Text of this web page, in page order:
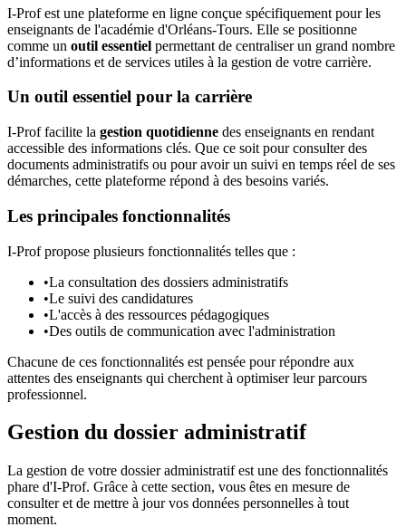
I-Prof est une plateforme en ligne conçue spécifiquement pour les
enseignants de l'académie d'Orléans-Tours. Elle se positionne
comme un outil essentiel permettant de centraliser un grand nombre
d’informations et de services utiles à la gestion de votre carrière.
Un outil essentiel pour la carrière
I-Prof facilite la gestion quotidienne des enseignants en rendant
accessible des informations clés. Que ce soit pour consulter des
documents administratifs ou pour avoir un suivi en temps réel de ses
démarches, cette plateforme répond à des besoins variés.
Les principales fonctionnalités
I-Prof propose plusieurs fonctionnalités telles que :
•La consultation des dossiers administratifs
•Le suivi des candidatures
•L'accès à des ressources pédagogiques
•Des outils de communication avec l'administration
Chacune de ces fonctionnalités est pensée pour répondre aux
attentes des enseignants qui cherchent à optimiser leur parcours
professionnel.
Gestion du dossier administratif
La gestion de votre dossier administratif est une des fonctionnalités
phare d'I-Prof. Grâce à cette section, vous êtes en mesure de
consulter et de mettre à jour vos données personnelles à tout
moment.